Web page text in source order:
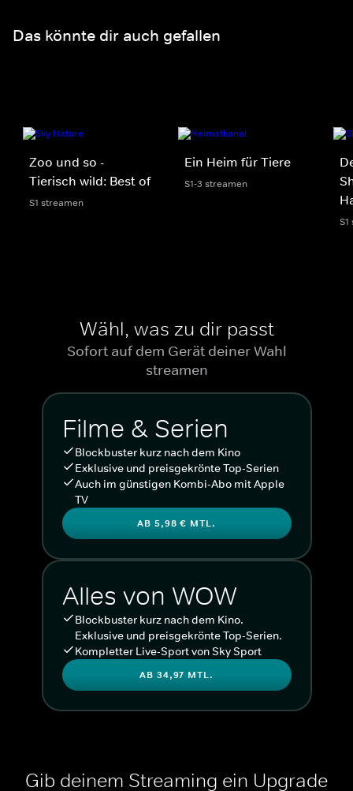
Das könnte dir auch gefallen
Zoo und so -
Tierisch wild: Best of
S1 streamen
Ein Heim für Tiere
S1-3 streamen
Wähl, was zu dir passt
Sofort auf dem Gerät deiner Wahl
streamen
Filme & Serien
Blockbuster kurz nach dem Kino
Exklusive und preisgekrönte Top-Serien
Auch im günstigen Kombi-Abo mit Apple
TV
AB 5,98 € MTL.
Alles von WOW
Blockbuster kurz nach dem Kino.
Exklusive und preisgekrönte Top-Serien.
Kompletter Live-Sport von Sky Sport
AB 34,97 MTL.
Gib deinem Streaming ein Upgrade